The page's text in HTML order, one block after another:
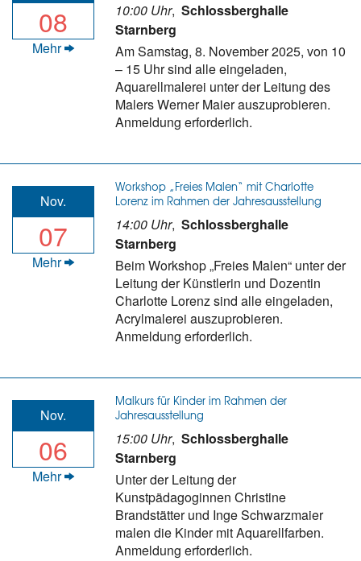
08
Mehr
10:00 Uhr, Schlossberghalle
Starnberg
Am Samstag, 8. November 2025, von 10
– 15 Uhr sind alle eingeladen,
Aquarellmalerei unter der Leitung des
Malers Werner Maier auszuprobieren.
Anmeldung erforderlich.
Nov.
07
Mehr
Workshop „Freies Malen“ mit Charlotte
Lorenz im Rahmen der Jahresausstellung
14:00 Uhr, Schlossberghalle
Starnberg
Beim Workshop „Freies Malen“ unter der
Leitung der Künstlerin und Dozentin
Charlotte Lorenz sind alle eingeladen,
Acrylmalerei auszuprobieren.
Anmeldung erforderlich.
Nov.
06
Mehr
Malkurs für Kinder im Rahmen der
Jahresausstellung
15:00 Uhr, Schlossberghalle
Starnberg
Unter der Leitung der
Kunstpädagoginnen Christine
Brandstätter und Inge Schwarzmaier
malen die Kinder mit Aquarellfarben.
Anmeldung erforderlich.